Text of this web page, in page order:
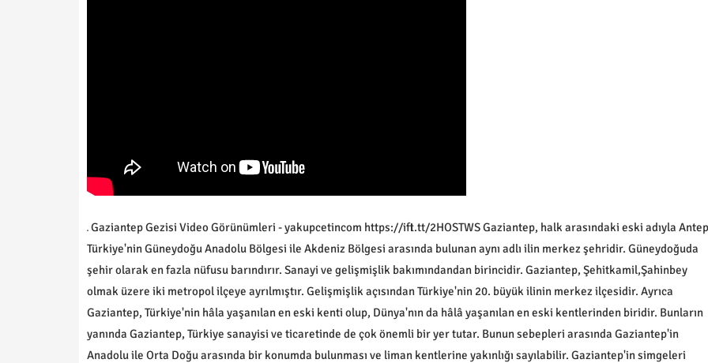
Gaziantep Gezisi Video Görünümleri - yakupcetincom https://ift.tt/2HOSTWS Gaziantep, halk arasındaki eski adıyla
Türkiye'nin Güneydoğu Anadolu Bölgesi ile Akdeniz Bölgesi arasında bulunan aynı adlı ilin merkez şehridir. Güneydoğuda
şehir olarak en fazla nüfusu barındırır. Sanayi ve gelişmişlik bakımındandan birincidir. Gaziantep, Şehitkamil,Şahinbey
olmak üzere iki metropol ilçeye ayrılmıştır. Gelişmişlik açısından Türkiye'nin 20. büyük ilinin merkez ilçesidir. Ayrıca
Gaziantep, Türkiye'nin hâla yaşanılan en eski kenti olup, Dünya'nın da hâlâ yaşanılan en eski kentlerinden biridir. Bunların
yanında Gaziantep, Türkiye sanayisi ve ticaretinde de çok önemli bir yer tutar. Bunun sebepleri arasında Gaziantep'in
Anadolu ile Orta Doğu arasında bir konumda bulunması ve liman kentlerine yakınlığı sayılabilir. Gaziantep'in simgeleri